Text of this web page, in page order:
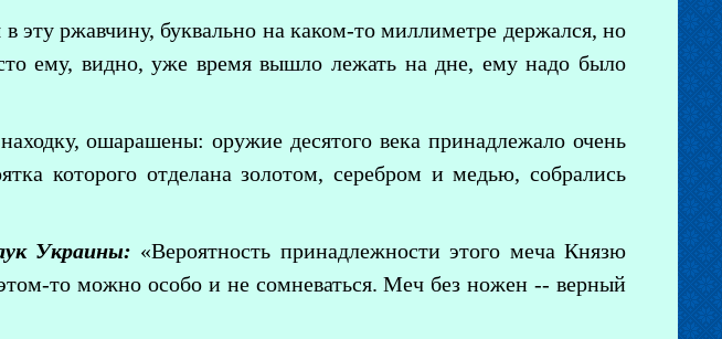
эту ржавчину, буквально на каком-то миллиметре держался, но
ему, видно, уже время вышло лежать на дне, ему надо было
ошарашены: оружие десятого века принадлежало очень
которого отделана золотом, серебром и медью, собрались
Украины: «Вероятность принадлежности этого меча Князю
то можно особо и не сомневаться. Меч без ножен -- верный